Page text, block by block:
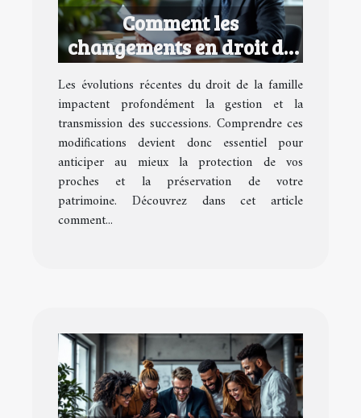
Comment les
changements en droit de
la famille affectent vos
successions ?
Les évolutions récentes du droit de la famille
impactent profondément la gestion et la
transmission des successions. Comprendre ces
modifications devient donc essentiel pour
anticiper au mieux la protection de vos
proches et la préservation de votre
patrimoine. Découvrez dans cet article
comment...